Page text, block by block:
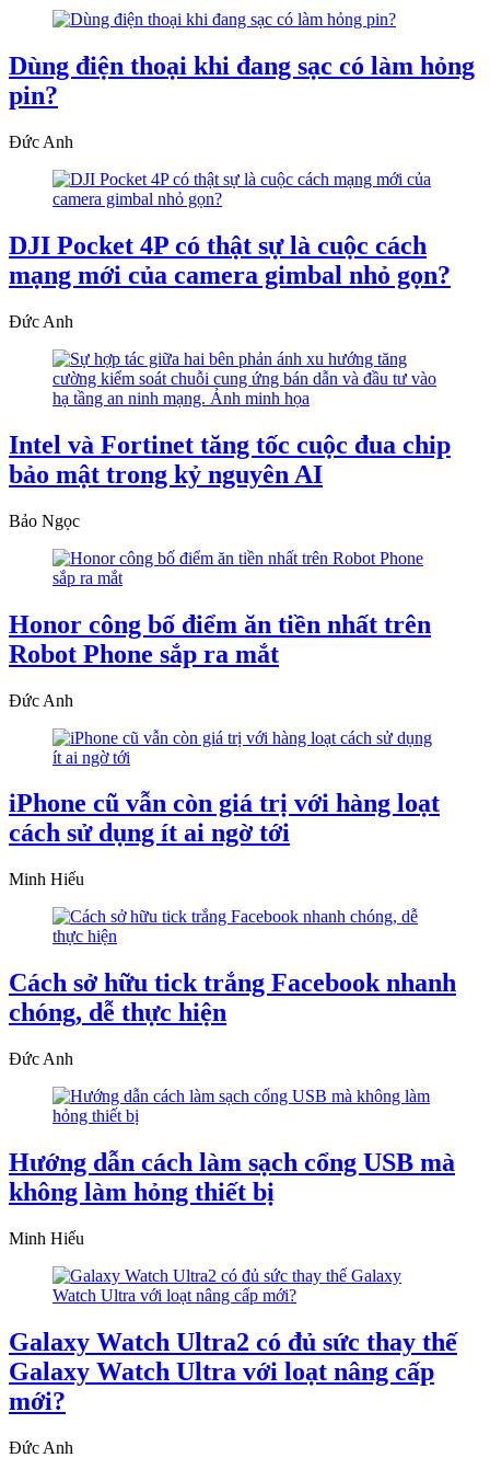
Dùng điện thoại khi đang sạc có làm hỏng
pin?
Đức Anh
DJI Pocket 4P có thật sự là cuộc cách
mạng mới của camera gimbal nhỏ gọn?
Đức Anh
Intel và Fortinet tăng tốc cuộc đua chip
bảo mật trong kỷ nguyên AI
Bảo Ngọc
Honor công bố điểm ăn tiền nhất trên
Robot Phone sắp ra mắt
Đức Anh
iPhone cũ vẫn còn giá trị với hàng loạt
cách sử dụng ít ai ngờ tới
Minh Hiếu
Cách sở hữu tick trắng Facebook nhanh
chóng, dễ thực hiện
Đức Anh
Hướng dẫn cách làm sạch cổng USB mà
không làm hỏng thiết bị
Minh Hiếu
Galaxy Watch Ultra2 có đủ sức thay thế
Galaxy Watch Ultra với loạt nâng cấp
mới?
Đức Anh